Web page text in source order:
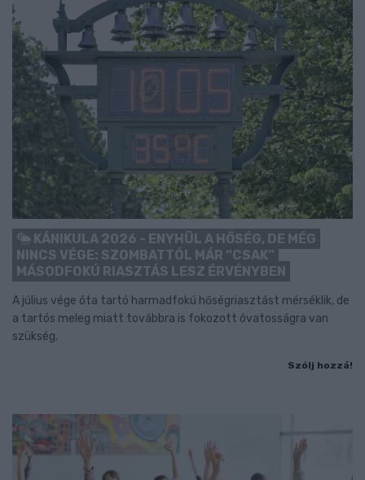
KÁNIKULA 2026 - ENYHÜL A HŐSÉG, DE MÉG
NINCS VÉGE: SZOMBATTÓL MÁR “CSAK”
MÁSODFOKÚ RIASZTÁS LESZ ÉRVÉNYBEN
A július vége óta tartó harmadfokú hőségriasztást mérséklik, de
a tartós meleg miatt továbbra is fokozott óvatosságra van
szükség.
Szólj hozzá!